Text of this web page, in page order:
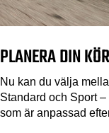
PLANERA DIN
Nu kan du välja
Standard och Sport
som är anpassad